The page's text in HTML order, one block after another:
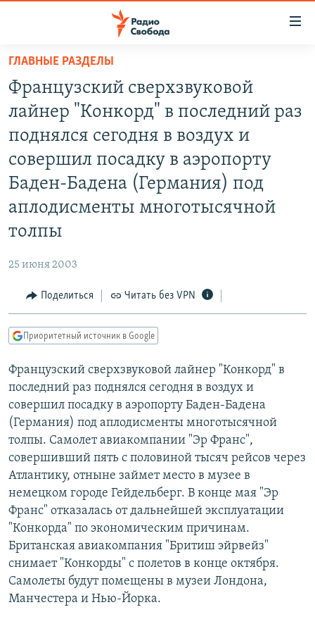
упрощенного
доступа
Вернуться
основному
содержанию
Вернутся
главной
навигации
ПОДКАСТЫ
АВТОРСКИЕ ПРОЕКТЫ
МНЕНИЯ
КУЛЬТУРА
IDEL.РЕАЛИИ
СИБИРЬ.РЕАЛИИ
РАСПИСАНИЕ ВЕЩАНИЯ
СОЦИАЛЬНЫЕ СЕТИ
Все сайты РСЕ/РС
ГЛАВНЫЕ РАЗДЕЛЫ
Французский сверхзвуковой
лайнер "Конкорд" в последний раз
поднялся сегодня в воздух и
совершил посадку в аэропорту
Баден-Бадена (Германия) под
аплодисменты многотысячной
толпы
25 июня 2003
Поделиться Читать без VPN
Приоритетный источник в Google
Французский сверхзвуковой лайнер "Конкорд" в
последний раз поднялся сегодня в воздух и
совершил посадку в аэропорту Баден-Бадена
(Германия) под аплодисменты многотысячной
толпы. Самолет авиакомпании "Эр Франс",
совершивший пять с половиной тысяч рейсов через
Атлантику, отныне займет место в музее в
немецком городе Гейдельберг. В конце мая "Эр
Франс" отказалась от дальнейшей эксплуатации
"Конкорда" по экономическим причинам.
Британская авиакомпания "Бритиш эйрвейз"
снимает "Конкорды" с полетов в конце октября.
Самолеты будут помещены в музеи Лондона,
Манчестера и Нью-Йорка.